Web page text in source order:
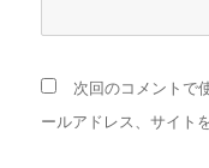
次回のコメントで
ールアドレス、サイト